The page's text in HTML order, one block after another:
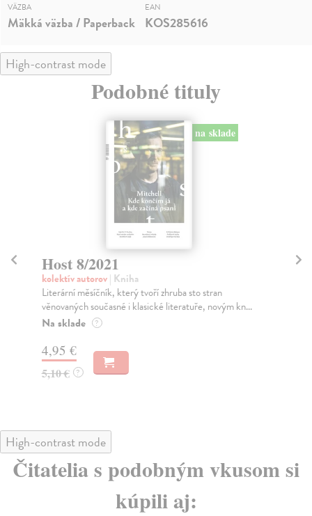
VÄZBA
Mäkká väzba / Paperback
EAN
KOS285616
High-contrast mode
Podobné tituly
Host 5/2026
kolektív autorov| Kniha
Literární měsíčník, který tvoří zhruba sto stran
věnovaných současné i klasické literatuře, novým kn...
Zasielame do 12 dní
5,72 €
5,90 € ?
High-contrast mode
Čitatelia s podobným vkusom si
kúpili aj: